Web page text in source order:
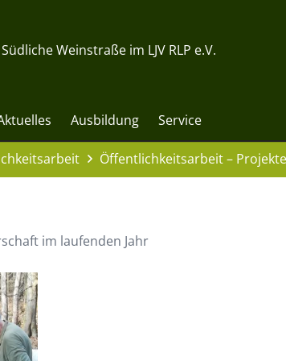
Weinstraße im LJV RLP e.V.
Ausbildung Service
Öffentlichkeitsarbeit –
im laufenden Jahr